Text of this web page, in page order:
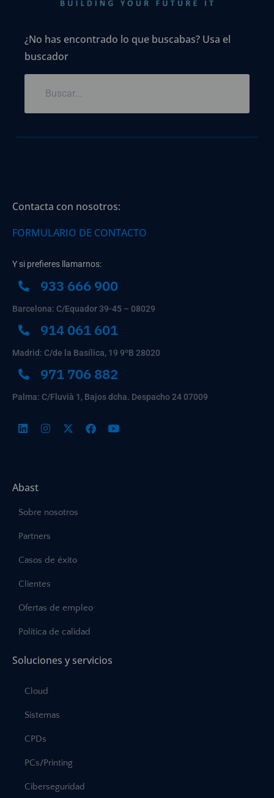
¿No has encontrado lo que buscabas? Usa el
buscador
Contacta con nosotros:
FORMULARIO DE CONTACTO
Y si prefieres llamarnos:
933 666 900
Barcelona: C/Equador 39-45 – 08029
914 061 601
Madrid: C/de la Basílica, 19 9ºB 28020
971 706 882
Palma: C/Fluvià 1, Bajos dcha. Despacho 24 07009
Abast
Sobre nosotros
Partners
Casos de éxito
Clientes
Ofertas de empleo
Política de calidad
Soluciones y servicios
Cloud
Sistemas
CPDs
PCs/Printing
Ciberseguridad